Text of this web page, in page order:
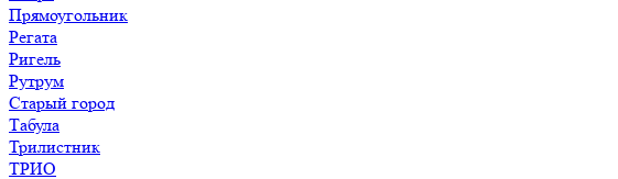
Прямоугольник
Регата
Ригель
Рутрум
Старый город
Табула
Трилистник
ТРИО